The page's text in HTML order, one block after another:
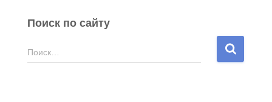
Поиск по сайту
Н
а
Поиск…